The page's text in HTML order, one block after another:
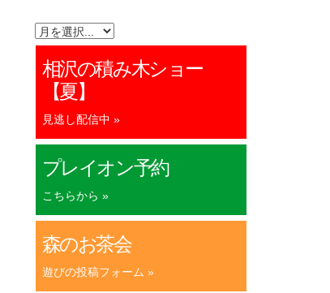
相沢の積み木ショー
【夏】
見逃し配信中 »
プレイオン予約
こちらから »
森のお茶会
遊びの投稿フォーム »